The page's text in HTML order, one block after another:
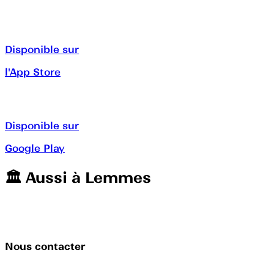
Disponible sur
l'App Store
Disponible sur
Google Play
🏛️️ Aussi à Lemmes
Nous contacter